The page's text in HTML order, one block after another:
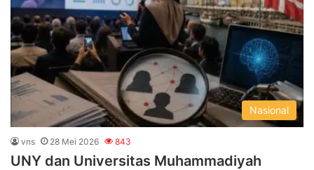
Nasional
vns 28 Mei 2026 843
UNY dan Universitas Muhammadiyah